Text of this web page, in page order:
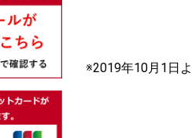
※2019年10月1日